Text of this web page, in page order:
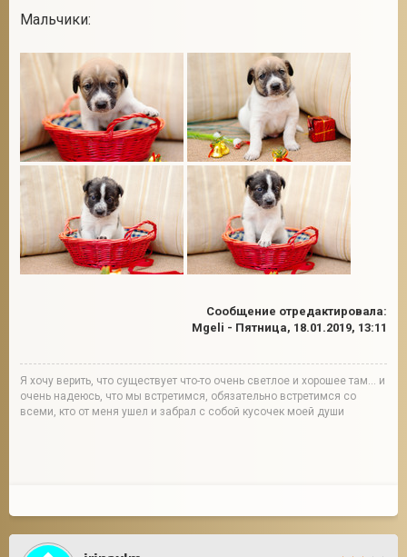
Мальчики:
Сообщение отредактировала:
Mgeli - Пятница, 18.01.2019, 13:11
Я хочу верить, что существует что-то очень светлое и хорошее там... и
очень надеюсь, что мы встретимся, обязательно встретимся со
всеми, кто от меня ушел и забрал с собой кусочек моей души